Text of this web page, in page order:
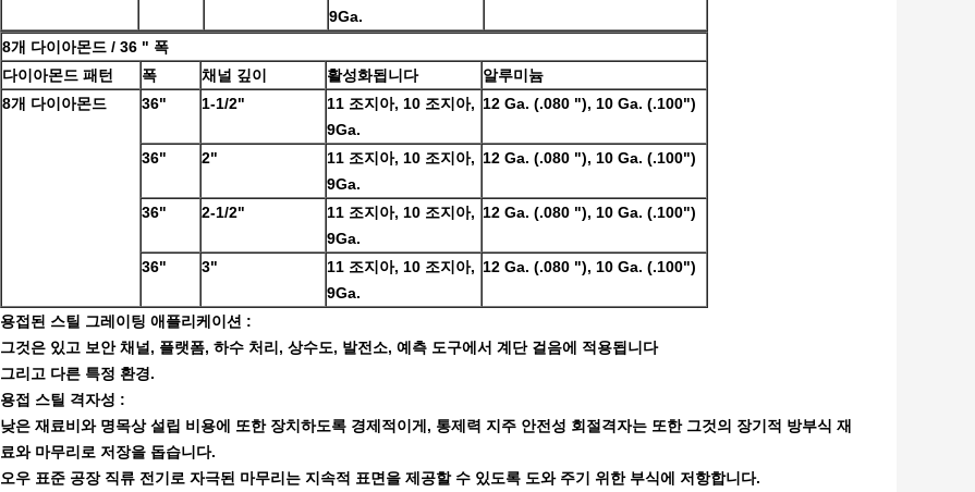
9Ga.
8개 다이아몬드 / 36 " 폭
다이아몬드 패턴
폭 채널 깊이 활성화됩니다
알루미늄
8개 다이아몬드
36" 1-1/2"
11 조지아, 10 조지아,
9Ga.
12 Ga. (.080 "), 10 Ga. (.100")
36" 2"
11 조지아, 10 조지아,
9Ga.
12 Ga. (.080 "), 10 Ga. (.100")
36" 2-1/2"
11 조지아, 10 조지아,
9Ga.
12 Ga. (.080 "), 10 Ga. (.100")
36" 3"
11 조지아, 10 조지아,
9Ga.
12 Ga. (.080 "), 10 Ga. (.100")
용접된 스틸 그레이팅 애플리케이션 :
그것은 있고 보안 채널, 플랫폼, 하수 처리, 상수도, 발전소, 예측 도구에서 계단 걸음에 적용됩니다
그리고 다른 특정 환경.
용접 스틸 격자성 :
낮은 재료비와 명목상 설립 비용에 또한 장치하도록 경제적이게, 통제력 지주 안전성 회절격자는 또한 그것의 장기적 방부식 재
료와 마무리로 저장을 돕습니다.
오우 표준 공장 직류 전기로 자극된 마무리는 지속적 표면을 제공할 수 있도록 도와 주기 위한 부식에 저항합니다.